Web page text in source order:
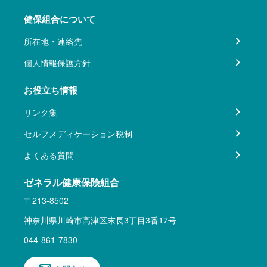
健保組合について
所在地・連絡先
個人情報保護方針
お役立ち情報
リンク集
セルフメディケーション税制
よくある質問
ゼネラル健康保険組合
〒213-8502
神奈川県川崎市高津区末長3丁目3番17号
044-861-7830